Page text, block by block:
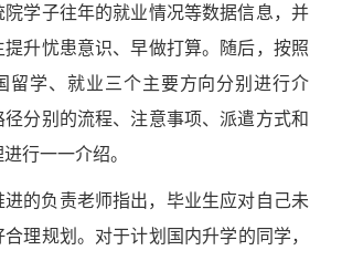
院学子往年的就业情况等数据信息，并
升忧患意识、早做打算。随后，按照
留学、就业三个主要方向分别进行介
分别的流程、注意事项、派遣方式和
行一一介绍。
进的负责老师指出， 毕业生应对自己未
合理规划。对于计划 国内升学的同学，